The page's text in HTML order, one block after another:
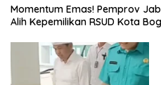
Momentum Emas! Pemprov
Alih Kepemilikan RSUD Kota